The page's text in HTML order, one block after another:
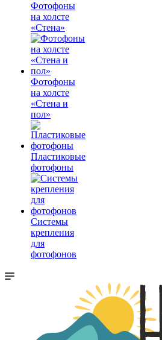
Фотофоны
на холсте
«Стена»
Фотофоны
на холсте
«Стена и
пол»
Пластиковые
фотофоны
Системы
крепления
для
фотофонов